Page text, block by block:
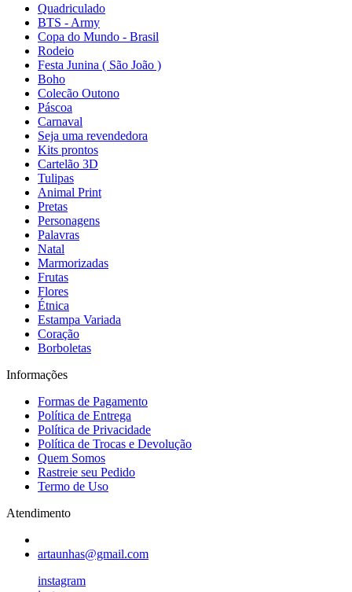
Quadriculado
BTS - Army
Copa do Mundo - Brasil
Rodeio
Festa Junina ( São João )
Boho
Colecão Outono
Páscoa
Carnaval
Seja uma revendedora
Kits prontos
Cartelão 3D
Tulipas
Animal Print
Pretas
Personagens
Palavras
Natal
Marmorizadas
Frutas
Flores
Étnica
Estampa Variada
Coração
Borboletas
Informações
Formas de Pagamento
Política de Entrega
Política de Privacidade
Política de Trocas e Devolução
Quem Somos
Rastreie seu Pedido
Termo de Uso
Atendimento
artaunhas@gmail.com
instagram